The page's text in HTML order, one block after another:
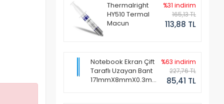
Thermalright
HY510 Termal
Macun
%31 indirim
165,13 TL
113,88 TL
Notebook Ekran Çift
Taraflı Uzayan Bant
171mmX8mmX0.3mm
%63 indirim
227,76 TL
85,41 TL